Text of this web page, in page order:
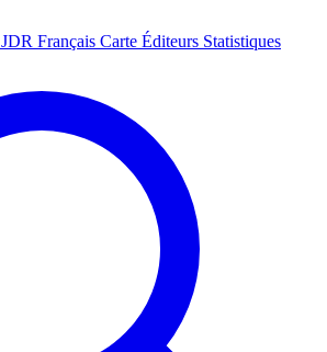
JDR Français Carte Éditeurs Statistiques